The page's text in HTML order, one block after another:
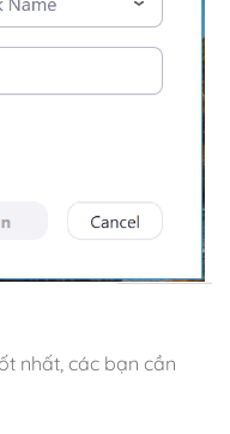
nhất, các bạn cần